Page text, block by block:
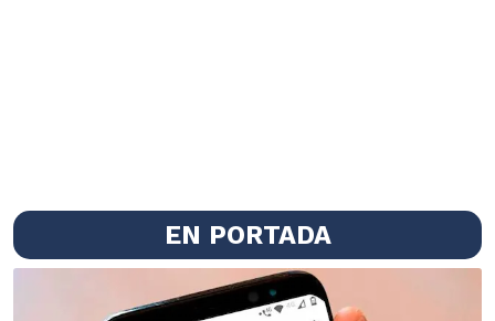
EN PORTADA